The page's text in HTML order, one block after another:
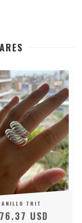
ANILLO TRIT
USD